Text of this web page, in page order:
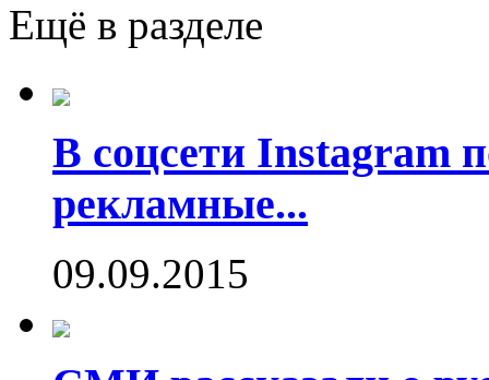
Ещё в разделе
В соцсети Instagram
рекламные...
09.09.2015